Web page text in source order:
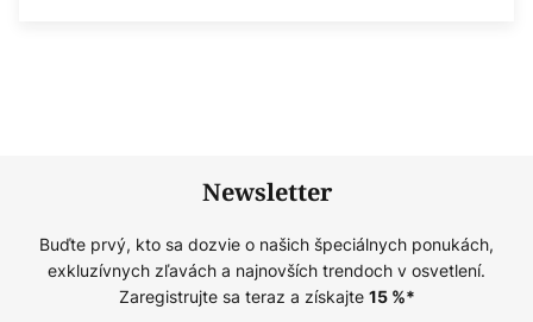
Newsletter
Buďte prvý, kto sa dozvie o našich špeciálnych ponukách,
exkluzívnych zľavách a najnovších trendoch v osvetlení.
Zaregistrujte sa teraz a získajte 15%*